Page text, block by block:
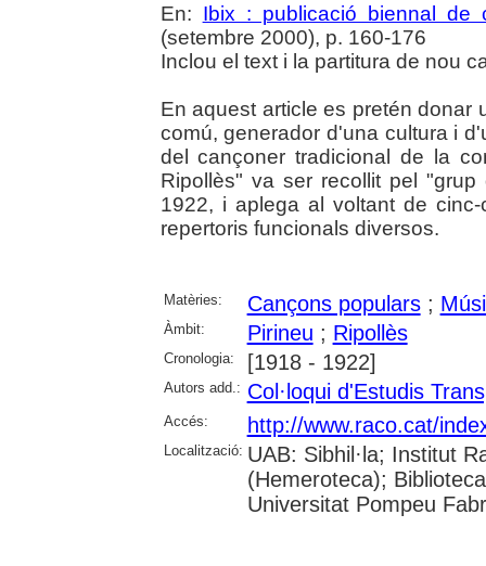
En: Ibix : publicació biennal de
(setembre 2000), p. 160-176
Inclou el text i la partitura de nou
En aquest article es pretén donar
comú, generador d'una cultura i
del cançoner tradicional de la
Ripollès" va ser recollit pel
1922, i aplega al voltant de
repertoris funcionals diversos.
Matèries: Cançons populars;
Àmbit: Pirineu ; Ripollès
Cronologia: [1918 - 1922]
Autors add.: Col·loqui d'Estudis
Accés: http://www.raco.cat/
Localització: UAB: Sibhil·la; Institut
(Hemeroteca);
Universitat Pompeu